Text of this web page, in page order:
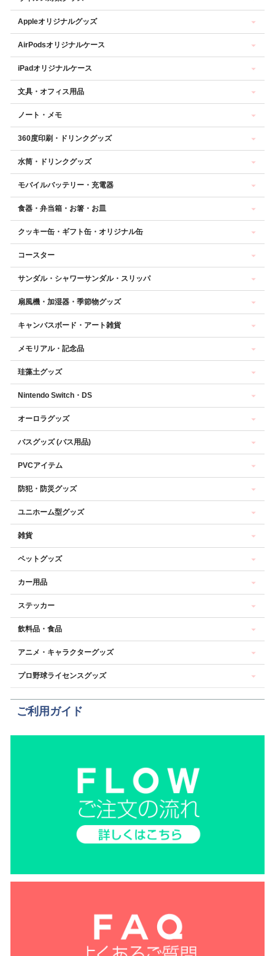
Appleオリジナルグッズ
AirPodsオリジナルケース
iPadオリジナルケース
文具・オフィス用品
ノート・メモ
360度印刷・ドリンクグッズ
水筒・ドリンクグッズ
モバイルバッテリー・充電器
食器・弁当箱・お箸・お皿
クッキー缶・ギフト缶・オリジナル缶
コースター
サンダル・シャワーサンダル・スリッパ
扇風機・加湿器・季節物グッズ
キャンバスボード・アート雑貨
メモリアル・記念品
珪藻土グッズ
Nintendo Switch・DS
オーロラグッズ
バスグッズ (バス用品)
PVCアイテム
防犯・防災グッズ
ユニホーム型グッズ
雑貨
ペットグッズ
カー用品
ステッカー
飲料品・食品
アニメ・キャラクターグッズ
プロ野球ライセンスグッズ
ご利用ガイド